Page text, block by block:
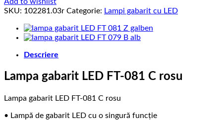
SKU: 102281.03r Categorie: Lampi gabarit cu LED
Descriere
Lampa gabarit LED FT-081 C rosu
Lampa gabarit LED FT-081 C rosu
• Lampă de gabarit LED cu o singură funcție